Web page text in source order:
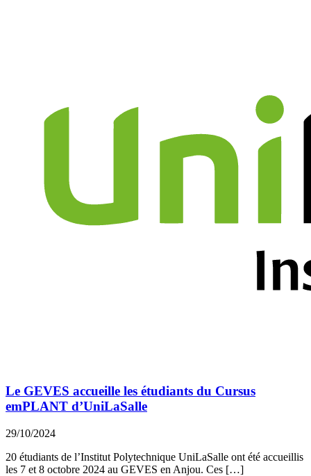
Le GEVES accueille les étudiants du Cursus
emPLANT d’UniLaSalle
29/10/2024
20 étudiants de l’Institut Polytechnique UniLaSalle ont été accueillis
les 7 et 8 octobre 2024 au GEVES en Anjou. Ces […]